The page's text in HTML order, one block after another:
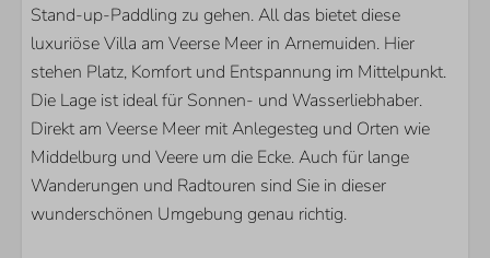
BADEZIMMER
Begehbare Dusche
Badewanne
Toilette
Waschbecken
Gästetoilette
Stand-up-Paddling zu gehen. All das bietet diese
luxuriöse Villa am Veerse Meer in Arnemuiden. Hier
stehen Platz, Komfort und Entspannung im Mittelpunkt.
Die Lage ist ideal für Sonnen- und Wasserliebhaber.
Direkt am Veerse Meer mit Anlegesteg und Orten wie
Middelburg und Veere um die Ecke. Auch für lange
Wanderungen und Radtouren sind Sie in dieser
wunderschönen Umgebung genau richtig.